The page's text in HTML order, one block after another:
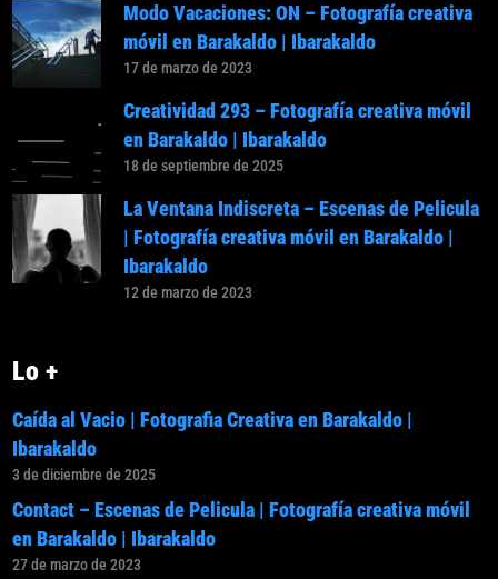
Modo Vacaciones: ON – Fotografía creativa
móvil en Barakaldo | Ibarakaldo
17 de marzo de 2023
Creatividad 293 – Fotografía creativa móvil
en Barakaldo | Ibarakaldo
18 de septiembre de 2025
La Ventana Indiscreta – Escenas de Pelicula
| Fotografía creativa móvil en Barakaldo |
Ibarakaldo
12 de marzo de 2023
Lo +
Caída al Vacio | Fotografia Creativa en Barakaldo |
Ibarakaldo
3 de diciembre de 2025
Contact – Escenas de Pelicula | Fotografía creativa móvil
en Barakaldo | Ibarakaldo
27 de marzo de 2023